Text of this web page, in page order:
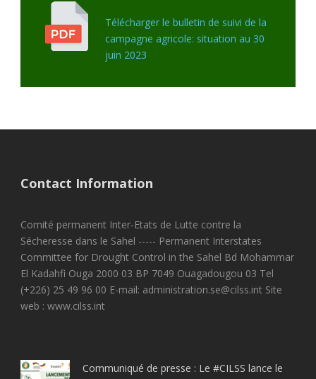
Télécharger le bulletin de suivi de la
campagne agricole: situation au 30
juin 2023
Contact Information
Comité permanent Inter-Etats de Lutte contre la
Sécheresse dans le Sahel ----- Permanent Interstates
Committee for Drought Control in the Sahel Bd Mohammar
El Kadahfi Ouga 2000 03 BP 7049 Ouagadougou 03 Tel
(+226) 25 49 96 00 E-mail: administration.se@cilss.int Site
web : www.cilss.int
Communiqué de presse : Le #CILSS lance le